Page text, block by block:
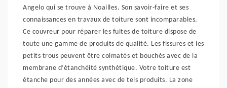
Angelo qui se trouve à Noailles. Son savoir-faire et ses
connaissances en travaux de toiture sont incomparables.
Ce couvreur pour réparer les fuites de toiture dispose de
toute une gamme de produits de qualité. Les fissures et les
petits trous peuvent être colmatés et bouchés avec de la
membrane d’étanchéité synthétique. Votre toiture est
étanche pour des années avec de tels produits. La zone